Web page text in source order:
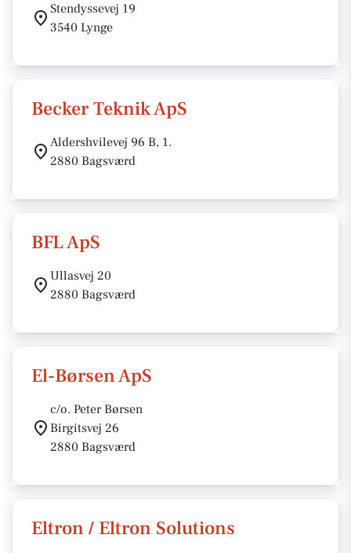
Stendyssevej 19
3540 Lynge
Becker Teknik ApS
Aldershvilevej 96 B, 1.
2880 Bagsværd
BFL ApS
Ullasvej 20
2880 Bagsværd
El-Børsen ApS
c/o. Peter Børsen
Birgitsvej 26
2880 Bagsværd
Eltron / Eltron Solutions